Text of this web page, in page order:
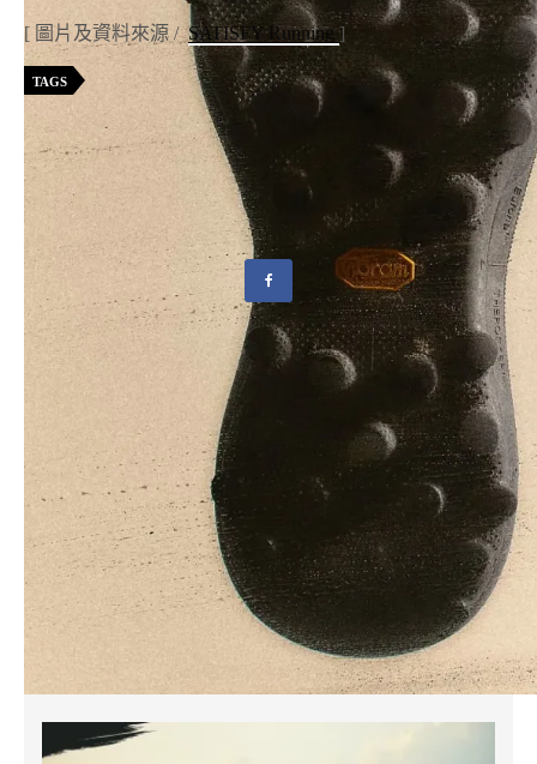
[ 圖片及資料來源/SATISFY Running]
TAGS SATISFY 越野跑 越野跑鞋
aryo
outdoor coded™
Share This
PREVIOUS ARTICLE
靜岡特輯 / 從豪華露營到坐擁富士山的私人桑拿旅宿，靜岡 3 間野奢
感住宿推薦
NEXT ARTICLE
【戶外報報】2026年2月：挪威登山客宜蘭獲救/加州雪崩釀9死/聖
母峰北坡傳封山/法擬收山難救援費